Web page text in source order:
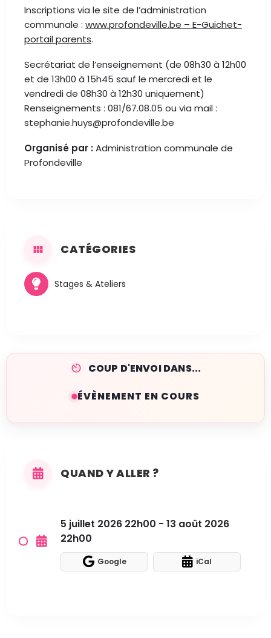
Inscriptions via le site de l’administration
communale : www.profondeville.be – E-Guichet-
portail parents.
Secrétariat de l’enseignement (de 08h30 à 12h00
et de 13h00 à 15h45 sauf le mercredi et le
vendredi de 08h30 à 12h30 uniquement)
Renseignements : 081/67.08.05 ou via mail :
stephanie.huys@profondeville.be
Organisé par :Administration communale de
Profondeville
CATÉGORIES
Stages & Ateliers
COUP D'ENVOI DANS...
ÉVÈNEMENT EN COURS
QUAND Y ALLER ?
5 juillet 2026 22h00 - 13 août 2026
22h00
Google iCal